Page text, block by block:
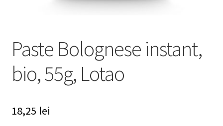
Paste Bolognese instant,
bio, 55g, Lotao
18,25 lei